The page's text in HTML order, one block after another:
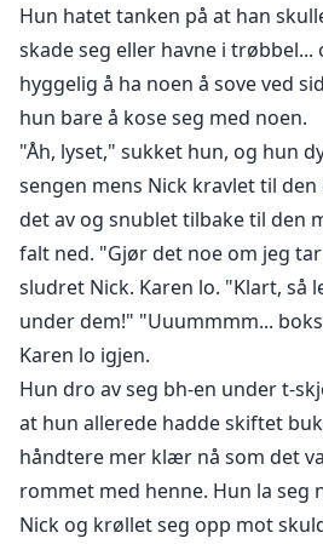
Hun hatet tanken på at han
skade seg eller havne i
hyggelig å ha noen å sove ved
hun bare å kose seg med noen.
"Åh, lyset," sukket hun, og hun
sengen mens Nick kravlet til den
det av og snublet tilbake til den
falt ned. "Gjør det noe om jeg
sludret Nick. Karen lo. "Klart, så
under dem!" "Uuummmm...
Karen lo igjen.
Hun dro av seg bh-en under t-
at hun allerede hadde skiftet
håndtere mer klær nå som det
rommet med henne. Hun la
Nick og krøllet seg opp mot